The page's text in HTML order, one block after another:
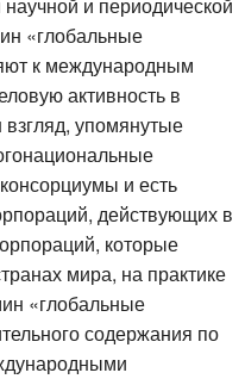
«глобальные
к международным
активность в
упомянутые
и есть
действующих в
которые
мира, на практике
«глобальные
содержания по